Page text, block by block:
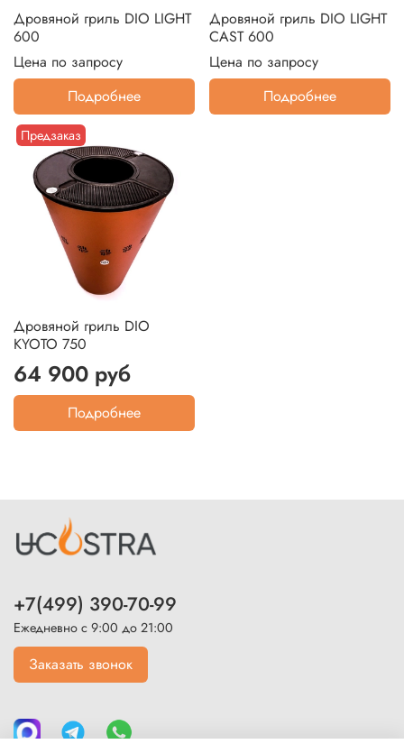
Дровяной гриль DIO LIGHT
600
Цена по запросу
Подробнее
Дровяной гриль DIO LIGHT
CAST 600
Цена по запросу
Подробнее
Предзаказ
Дровяной гриль DIO
KYOTO 750
64 900 руб
Подробнее
+7(499) 390-70-99
Ежедневно с 9:00 до 21:00
Заказать звонок